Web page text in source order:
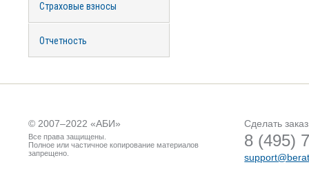
Страховые взносы
Отчетность
© 2007–2022 «АБИ»
Все права защищены.
Полное или частичное копирование материалов
запрещено.
Сделать
8 (495)